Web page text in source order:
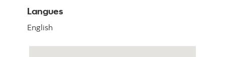
Langues
English